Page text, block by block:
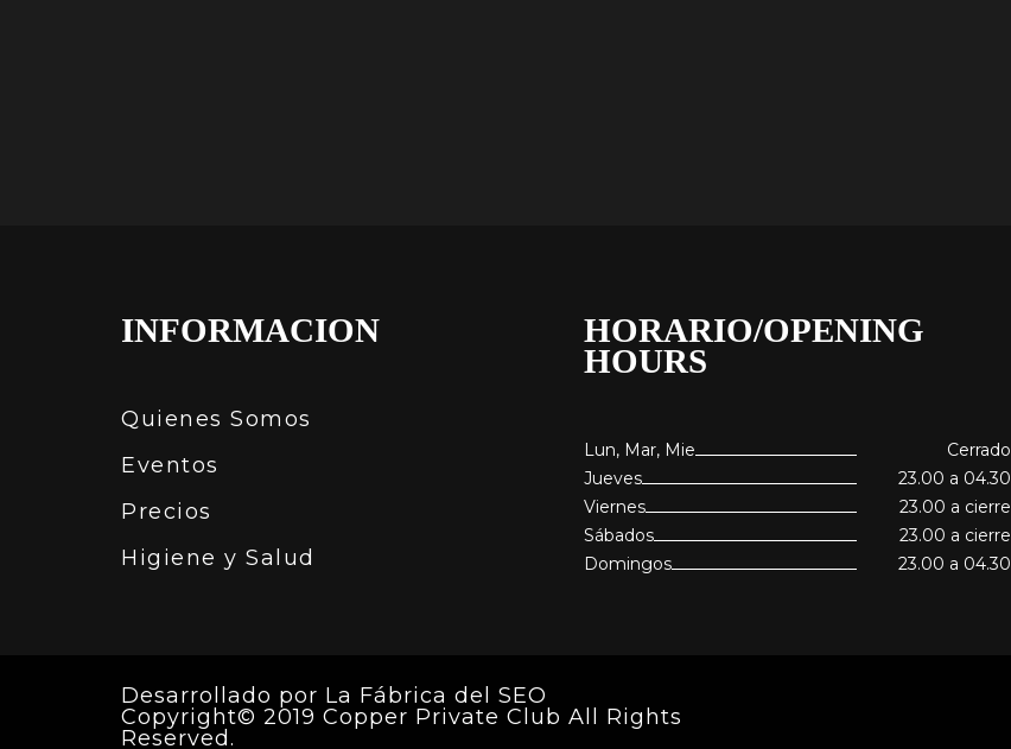
INFORMACION
Quienes Somos
Eventos
Precios
Higiene y Salud
HORARIO/OPENING
HOURS
Lun, Mar, Mie
Cerrado
Jueves
23.00 a 04.30
Viernes
23.00 a cierre
Sábados
23.00 a cierre
Domingos
23.00 a 04.30
Desarrollado por La Fábrica del SEO
Copyright© 2019 Copper Private Club All Rights
Reserved.